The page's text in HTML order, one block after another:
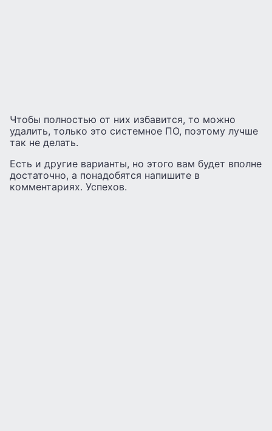
Чтобы полностью от них избавится, то можно
удалить, только это системное ПО, поэтому лучше
так не делать.
Есть и другие варианты, но этого вам будет вполне
достаточно, а понадобятся напишите в
комментариях. Успехов.